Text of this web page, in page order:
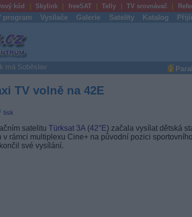
kód Skylink freeSAT Telly TV srovnávač
program Vysílače Galerie Satelity Katalog
má Soběslav
TV volně na 42E
tisk
satelitu Türksat 3A(42°E) začala vysílat dětská
v rámci multiplexu Cine+ na původní pozici sportovního
své vysílání.